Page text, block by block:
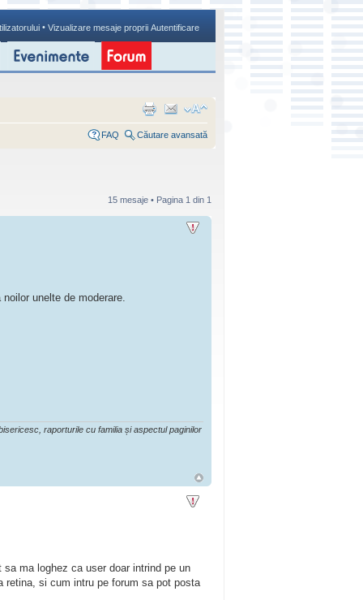
• Vizualizare mesaje proprii Autentificare
FAQ Căutare avansată
15 mesaje • Pagina 1 din 1
unelte de moderare.
raporturile cu familia și aspectul paginilor
ma loghez ca user doar intrind pe un
si cum intru pe forum sa pot posta